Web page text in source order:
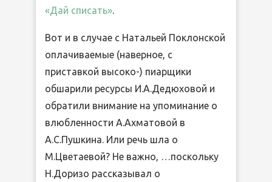
«Дай списать».
Вот и в случае с Натальей Поклонской
оплачиваемые (наверное, с
приставкой высоко-) пиарщики
обшарили ресурсы И.А.Дедюховой и
обратили внимание на упоминание о
влюбленности А.Ахматовой в
А.С.Пушкина. Или речь шла о
М.Цветаевой? Не важно, …поскольку
Н.Доризо рассказывал о